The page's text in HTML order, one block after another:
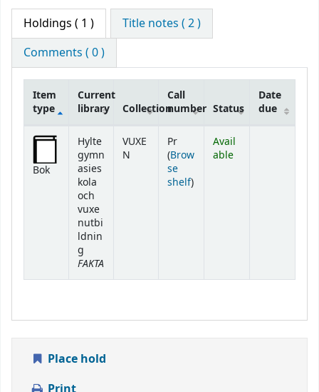
Holdings ( 1 )
Title notes ( 2 )
Comments ( 0 )
Holdings
Item
type
Current
library
Collection
Call
number Status
Date
due
Bok
Hylte
gymn
asies
kola
och
vuxe
nutbi
ldnin
g
FAKTA
VUXE
N
Pr
(Brow
se
shelf(Opens below)
)
Avail
able
Place hold